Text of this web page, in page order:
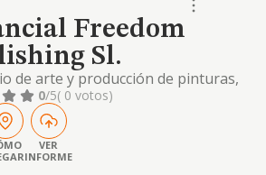
Freedom
Sl.
de arte y producción de pinturas,
arte y esculturas. organización de
publicidad y marketing on line. las
enumeradas podrán también ser
por la sociedad, total o
de modo indirecto, mediante
0/5( 0 votos)
VER
INFORME